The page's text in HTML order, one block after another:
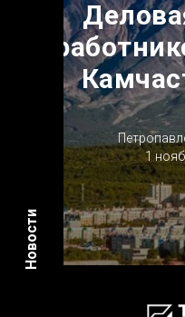
1
Новости